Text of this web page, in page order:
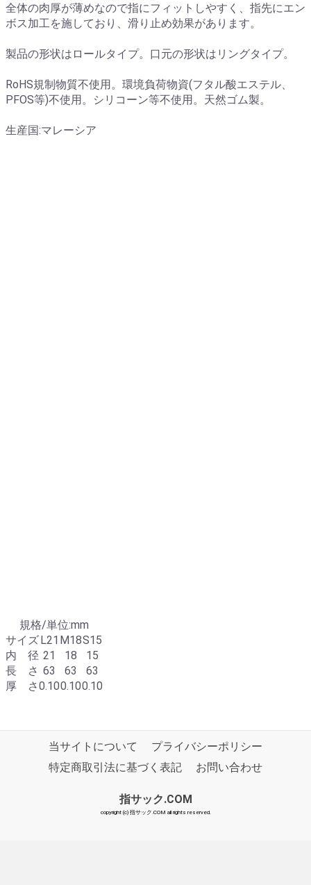
全体の肉厚が薄めなので指にフィットしやすく、指先にエン
ボス加工を施しており、滑り止め効果があります。
製品の形状はロールタイプ。口元の形状はリングタイプ。
RoHS規制物質不使用。環境負荷物資(フタル酸エステル、
PFOS等)不使用。シリコーン等不使用。天然ゴム製。
生産国:マレーシア
規格/単位:mm
サイズL21 M18S15
内 径 21 18
15
長 さ 63 63
63
厚 さ0.100.100.10
当サイトについて
プライバシーポリシー
特定商取引法に基づく表記
お問い合わせ
指サック.COM
copyright (c) 指サック.COM all rights reserved.